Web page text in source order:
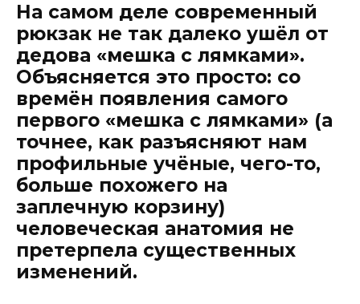
На самом деле современный
рюкзак не так далеко ушёл от
дедова «мешка с лямками».
Объясняется это просто: со
времён появления самого
первого «мешка с лямками» (а
точнее, как разъясняют нам
профильные учёные, чего-то,
больше похожего на
заплечную корзину)
человеческая анатомия не
претерпела существенных
изменений.